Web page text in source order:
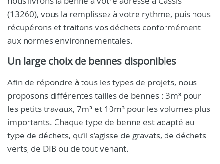
(13260), vous la remplissez à votre rythme, puis nous
récupérons et traitons vos déchets conformément
aux normes environnementales.
Un large choix de bennes disponibles
Afin de répondre à tous les types de projets, nous
proposons différentes tailles de bennes : 3m³ pour
les petits travaux, 7m³ et 10m³ pour les volumes plus
importants. Chaque type de benne est adapté au
type de déchets, qu’il s’agisse de gravats, de déchets
verts, de DIB ou de tout venant.